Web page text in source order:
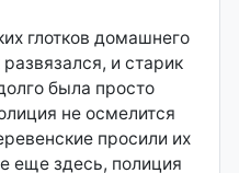
глотков домашнего
и старик
была просто
не осмелится
просили их
еще здесь, полиция